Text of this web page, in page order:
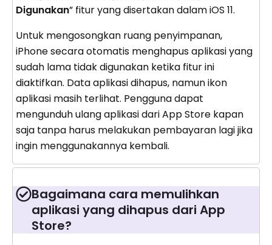
Digunakan” fitur yang disertakan dalam iOS 11.
Untuk mengosongkan ruang penyimpanan,
iPhone secara otomatis menghapus aplikasi yang
sudah lama tidak digunakan ketika fitur ini
diaktifkan. Data aplikasi dihapus, namun ikon
aplikasi masih terlihat. Pengguna dapat
mengunduh ulang aplikasi dari App Store kapan
saja tanpa harus melakukan pembayaran lagi jika
ingin menggunakannya kembali.
Bagaimana cara memulihkan
aplikasi yang dihapus dari App
Store?